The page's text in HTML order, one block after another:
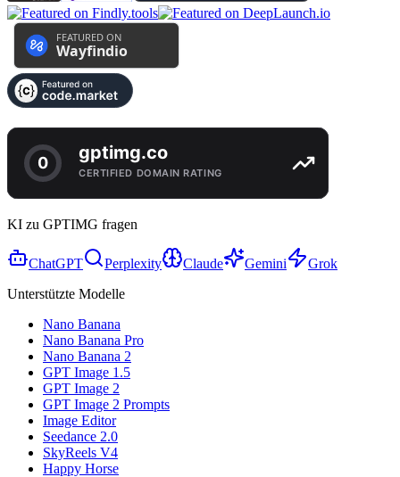
KI zu GPTIMG fragen
ChatGPT Perplexity Claude Gemini
Grok
Unterstützte Modelle
Nano Banana
Nano Banana Pro
Nano Banana 2
GPT Image 1.5
GPT Image 2
GPT Image 2 Prompts
Image Editor
Seedance 2.0
SkyReels V4
Happy Horse